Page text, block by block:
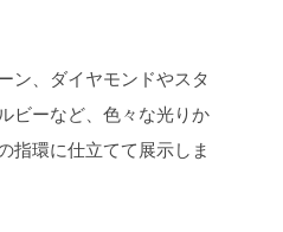
ン、ダイヤモンドやスタ
ビーなど、色々な光りか
指環に仕立てて展示しま